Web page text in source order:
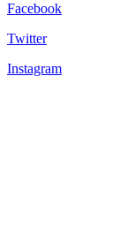
Facebook
Twitter
Instagram